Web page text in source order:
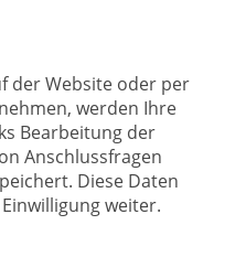
der Website oder per
werden Ihre
Bearbeitung der
Anschlussfragen
Diese Daten
weiter.